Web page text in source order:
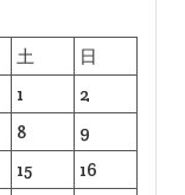
土
日
1
2
8
9
15
16